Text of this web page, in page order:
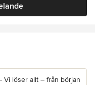
Vi löser allt – från början